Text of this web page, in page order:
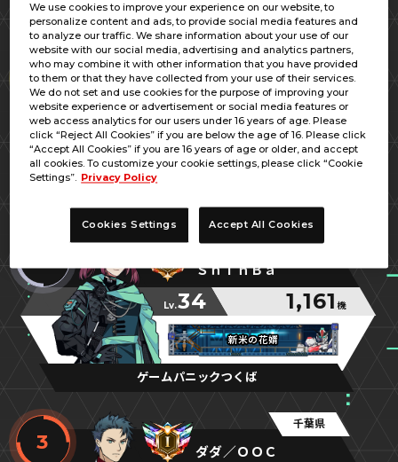
1
千葉県
ショウ
Lv.66 1,242機
主人公の赤服
主人公の赤服
主人公の赤服
茨城県
ＳｈｉｎＢａ
Lv.34 1,161 機
新米の花婿
新米の花婿
新米の花婿
ゲームパニックつくば
3
千葉県
ダダ／ＯＯＣ
We use cookies to improve your experience on our website, to
personalize content and ads, to provide social media features and
to analyze our traffic. We share information about your use of our
website with our social media, advertising and analytics partners,
who may combine it with other information that you have provided
to them or that they have collected from your use of their services.
We do not set and use cookies for the purpose of improving your
website experience or advertisement or social media features or
web access analytics for our users under 16 years of age. Please
click “Reject All Cookies” if you are below the age of 16. Please click
“Accept All Cookies” if you are 16 years of age or older, and accept
all cookies. To customize your cookie settings, please click “Cookie
Settings”. Privacy Policy
Cookies Settings Accept All Cookies